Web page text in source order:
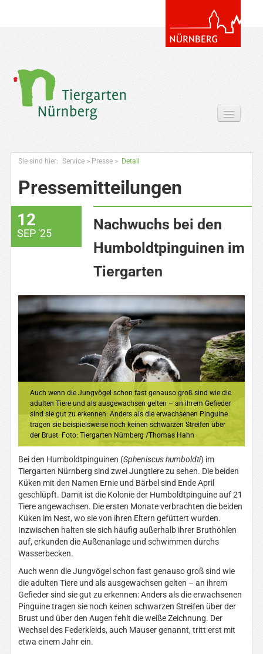
Entdecken
Zoowissen & Co
Sie sind hier: Service> Presse> Detail
Pressemitteilungen
12
SEP '25
Nachwuchs bei den
Humboldtpinguinen im
Tiergarten
Auch wenn die Jungvögel schon fast genauso groß sind wie die
adulten Tiere und als ausgewachsen gelten – an ihrem Gefieder
sind sie gut zu erkennen: Anders als die erwachsenen Pinguine
tragen sie beispielsweise noch keinen schwarzen Streifen über
der Brust. Foto: Tiergarten Nürnberg /Thomas Hahn
Bei den Humboldtpinguinen (Spheniscus humboldti) im
Tiergarten Nürnberg sind zwei Jungtiere zu sehen. Die beiden
Küken mit den Namen Ernie und Bärbel sind Ende April
geschlüpft. Damit ist die Kolonie der Humboldtpinguine auf 21
Tiere angewachsen. Die ersten Monate verbrachten die beiden
Küken im Nest, wo sie von ihren Eltern gefüttert wurden.
Inzwischen halten sie sich häufig außerhalb ihrer Bruthöhlen
auf, erkunden die Außenanlage und schwimmen durchs
Wasserbecken.
Auch wenn die Jungvögel schon fast genauso groß sind wie
die adulten Tiere und als ausgewachsen gelten – an ihrem
Gefieder sind sie gut zu erkennen: Anders als die erwachsenen
Pinguine tragen sie noch keinen schwarzen Streifen über der
Brust und über den Augen fehlt die weiße Zeichnung. Der
Wechsel des Federkleids, auch Mauser genannt, tritt erst mit
etwa einem Jahr ein.